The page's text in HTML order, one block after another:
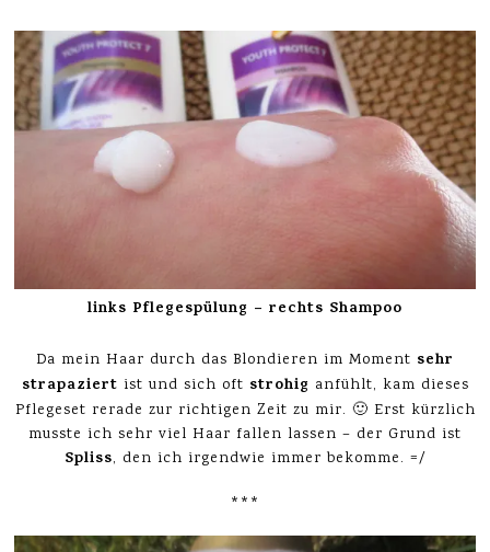
links Pflegespülung – rechts Shampoo
Da mein Haar durch das Blondieren im Moment sehr
strapaziert ist und sich oft strohig anfühlt, kam dieses
Pflegeset rerade zur richtigen Zeit zu mir. 🙂 Erst kürzlich
musste ich sehr viel Haar fallen lassen – der Grund ist
Spliss, den ich irgendwie immer bekomme. =/
***